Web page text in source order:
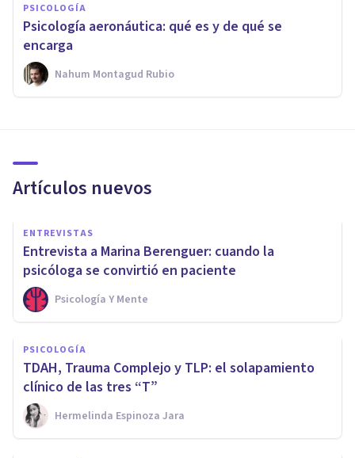
PSICOLOGÍA
Psicología aeronáutica: qué es y de qué se
encarga
Nahum Montagud Rubio
Artículos nuevos
ENTREVISTAS
Entrevista a Marina Berenguer: cuando la
psicóloga se convirtió en paciente
Psicología Y Mente
PSICOLOGÍA
TDAH, Trauma Complejo y TLP: el solapamiento
clínico de las tres “T”
Hermelinda Espinoza Jara